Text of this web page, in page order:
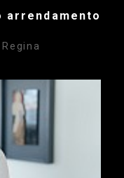
arrendamento
| Regina